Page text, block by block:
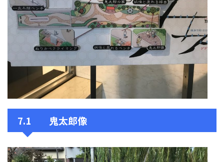
7.1 鬼太郎像